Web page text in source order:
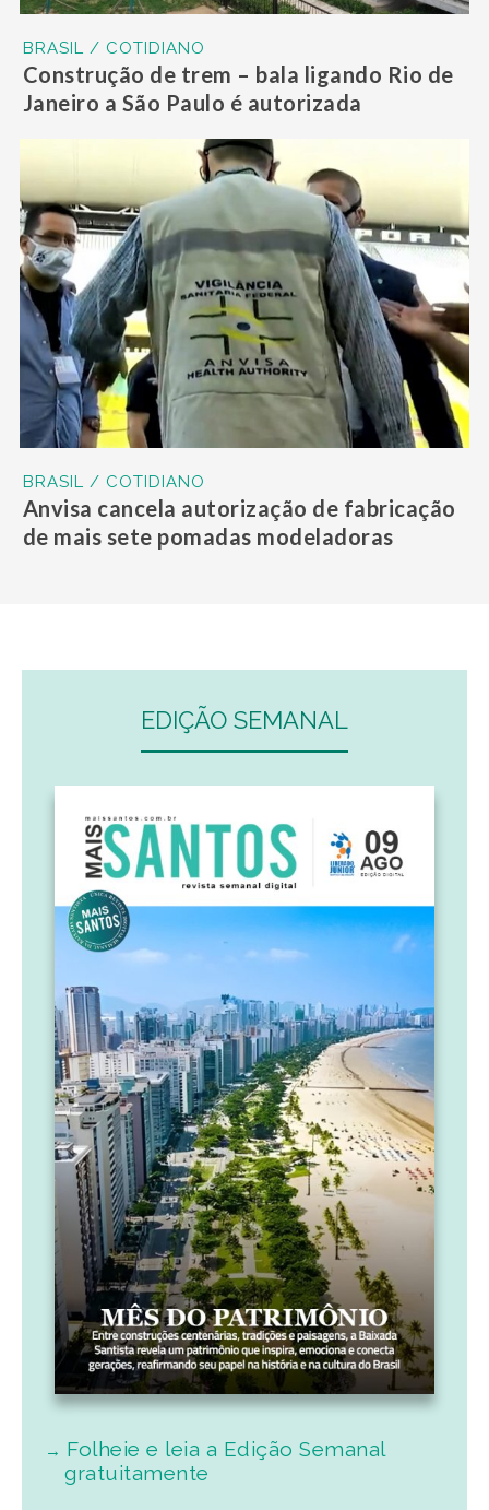
BRASIL / COTIDIANO
Construção de trem – bala ligando Rio de
Janeiro a São Paulo é autorizada
BRASIL / COTIDIANO
Anvisa cancela autorização de fabricação
de mais sete pomadas modeladoras
EDIÇÃO SEMANAL
Folheie e leia a Edição Semanal
gratuitamente